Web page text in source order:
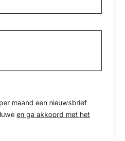
maand een nieuwsbrief
en ga akkoord met het